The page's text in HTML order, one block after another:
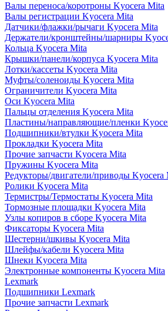
Валы переноса/коротроны Kyocera Mita
Валы регистрации Kyocera Mita
Датчики/флажки/рычаги Kyocera Mita
Держатели/кронштейны/шарниры
Кольца Kyocera Mita
Крышки/панели/корпуса Kyocera Mita
Лотки/кассеты Kyocera Mita
Муфты/соленоиды Kyocera Mita
Ограничители Kyocera Mita
Оси Kyocera Mita
Пальцы отделения Kyocera Mita
Пластины/направляющие/пленки
Подшипники/втулки Kyocera Mita
Прокладки Kyocera Mita
Прочие запчасти Kyocera Mita
Пружины Kyocera Mita
Редукторы/двигатели/приводы Kyocera
Ролики Kyocera Mita
Термистры/Термостаты Kyocera Mita
Тормозные площадки Kyocera Mita
Узлы копиров в сборе Kyocera Mita
Фиксаторы Kyocera Mita
Шестерни/шкивы Kyocera Mita
Шлейфы/кабели Kyocera Mita
Шнеки Kyocera Mita
Электронные компоненты Kyocera Mita
Lexmark
Подшипники Lexmark
Прочие запчасти Lexmark